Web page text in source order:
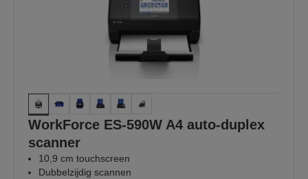
WorkForce ES-590W A4 auto-duplex
scanner
10,9 cm touchscreen
Dubbelzijdig scannen